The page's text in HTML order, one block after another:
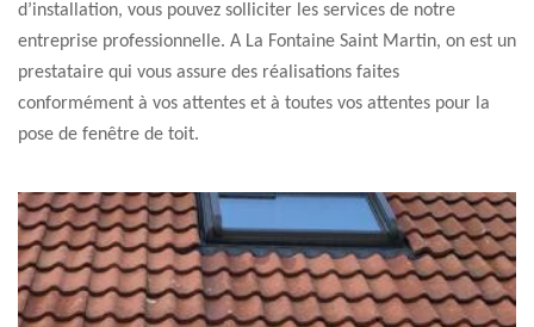
d’installation, vous pouvez solliciter les services de notre
entreprise professionnelle. A La Fontaine Saint Martin, on est un
prestataire qui vous assure des réalisations faites
conformément à vos attentes et à toutes vos attentes pour la
pose de fenêtre de toit.